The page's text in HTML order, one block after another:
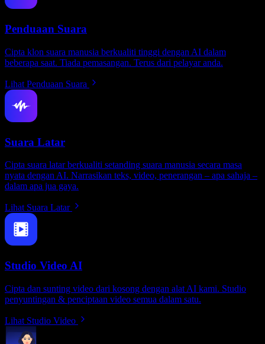
Penduaan Suara
Cipta klon suara manusia berkualiti tinggi dengan AI dalam
beberapa saat. Tiada pemasangan. Terus dari pelayar anda.
Lihat Penduaan Suara
Suara Latar
Cipta suara latar berkualiti setanding suara manusia secara masa
nyata dengan AI. Narrasikan teks, video, penerangan – apa sahaja –
dalam apa jua gaya.
Lihat Suara Latar
Studio Video AI
Cipta dan sunting video dari kosong dengan alat AI kami. Studio
penyuntingan & penciptaan video semua dalam satu.
Lihat Studio Video